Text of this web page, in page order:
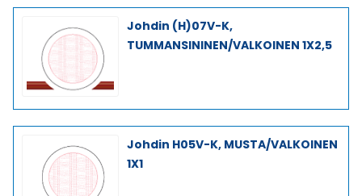
Johdin (H)07V-K,
TUMMANSININEN/VALKOINEN 1X2,5
Johdin H05V-K, MUSTA/VALKOINEN
1X1